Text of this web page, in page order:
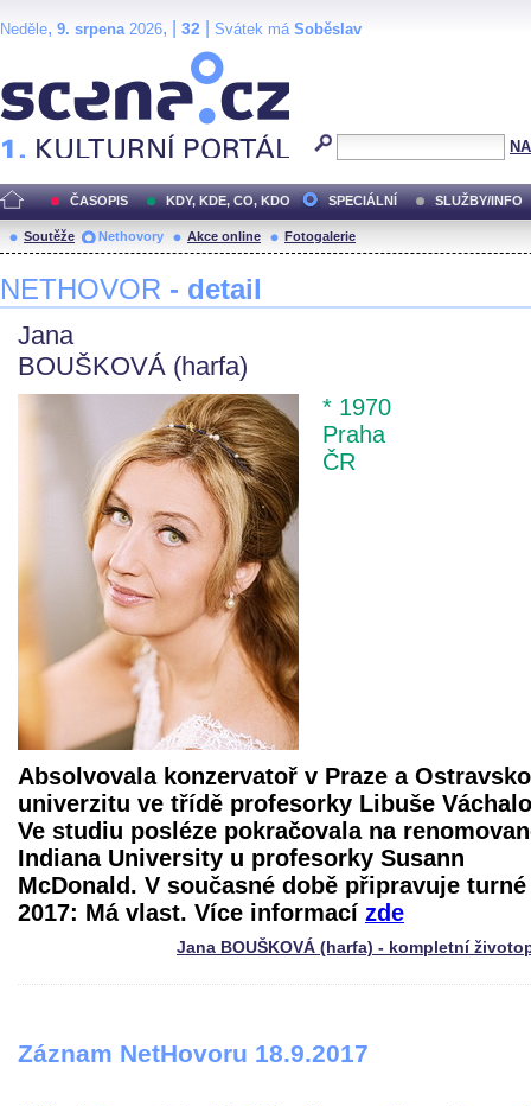
Neděle, 9. srpena2026, | 32 Svátek má Soběslav
ČASOPIS KDY, KDE, CO, KDO SPECIÁLNÍ SLUŽBY/INFO
Soutěže Nethovory Akce online Fotogalerie
NETHOVOR - detail
Jana
BOUŠKOVÁ (harfa)
* 1970
Praha
ČR
Absolvovala konzervatoř v Praze a
univerzitu ve třídě profesorky Libuše
Ve studiu posléze pokračovala na
Indiana University u profesorky Susann
McDonald. V současné době připravuje turné
2017: Má vlast. Více informací zde
Jana BOUŠKOVÁ (harfa) - kompletní
Záznam NetHovoru 18.9.2017